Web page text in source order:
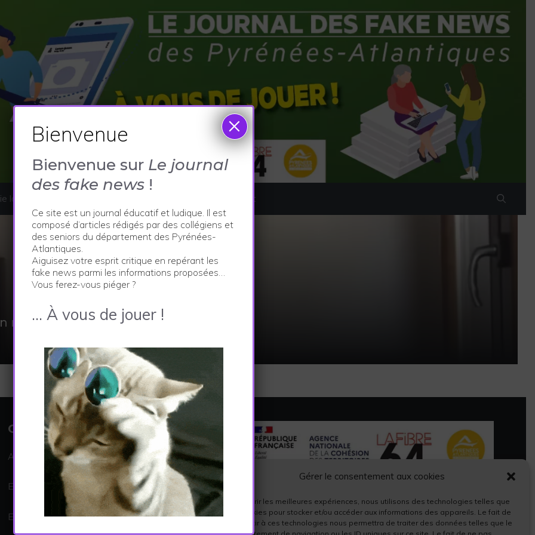
Gérer le consentement aux cookies
Pour offrir les meilleures expériences, nous utilisons des technologies telles que
les cookies pour stocker et/ou accéder aux informations des appareils. Le fait de
consentir à ces technologies nous permettra de traiter des données telles que le
locale Le projet
message pour vous !
CATEGORIES
Actualités
Environnement
Economie et vie locale
Bienvenue
Bienvenue sur Le journal
des fake news !
Ce site est un journal éducatif et ludique. Il est
composé d’articles rédigés par des collégiens et
des seniors du département des Pyrénées-
Atlantiques.
Aiguisez votre esprit critique en repérant les
fake news parmi les informations proposées…
Vous ferez-vous piéger ?
… À vous de jouer !
×